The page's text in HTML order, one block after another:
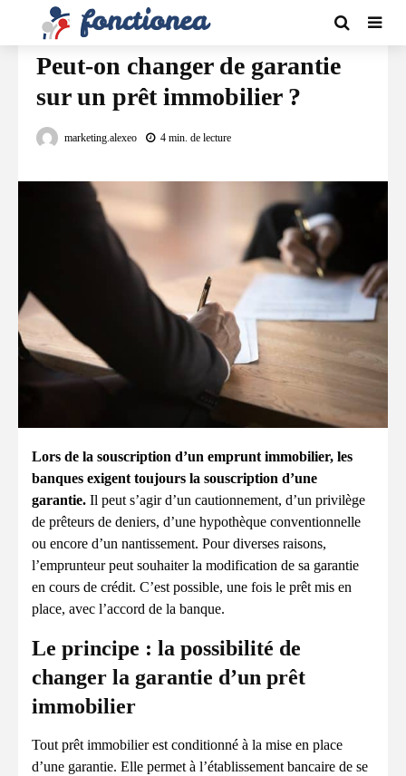
FINANCEMENT
Peut-on changer de garantie
sur un prêt immobilier ?
marketing.alexeo 4 min. de lecture
Lors de la souscription d’un emprunt immobilier, les
banques exigent toujours la souscription d’une
garantie. Il peut s’agir d’un cautionnement, d’un privilège
de prêteurs de deniers, d’une hypothèque conventionnelle
ou encore d’un nantissement. Pour diverses raisons,
l’emprunteur peut souhaiter la modification de sa garantie
en cours de crédit. C’est possible, une fois le prêt mis en
place, avec l’accord de la banque.
Le principe : la possibilité de
changer la garantie d’un prêt
immobilier
Tout prêt immobilier est conditionné à la mise en place
d’une garantie. Elle permet à l’établissement bancaire de se